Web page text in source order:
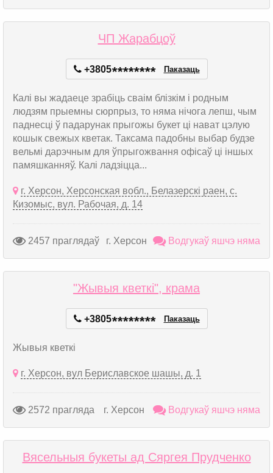
ЧП Жарабцоў
+3805******** Паказаць
Калі вы жадаеце зрабіць сваім блізкім і родным
людзям прыемны сюрпрыз, то няма нічога лепш, чым
паднесці ў падарунак прыгожы букет ці нават цэлую
кошык свежых кветак. Таксама падобны выбар будзе
вельмі дарэчным для ўпрыгожвання офісаў ці іншых
памяшканняў. Калі ладзіцца...
г. Херсон, Херсонская вобл., Белазерскі раен, с.
Кизомыс, вул. Рабочая, д. 14
2457 праглядаў г. Херсон Водгукаў яшчэ няма
"Жывыя кветкі", крама
+3805******** Паказаць
Жывыя кветкі
г. Херсон, вул Бериславское шашы, д. 1
2572 прагляда г. Херсон Водгукаў яшчэ няма
Вясельныя букеты ад Сяргея Прудченко